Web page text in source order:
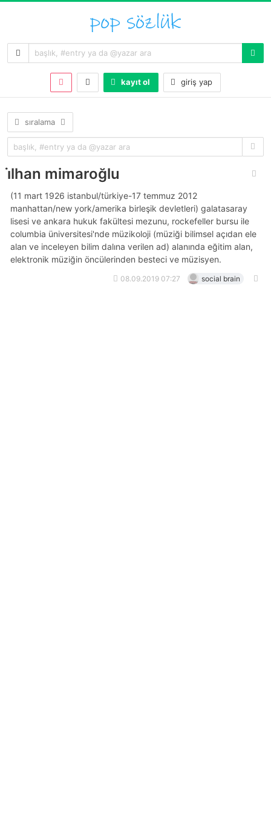
kayıt ol giriş yap
sıralama
i̇lhan mimaroğlu
(11 mart 1926 istanbul/türkiye-17 temmuz 2012
manhattan/new york/amerika birleşik devletleri) galatasaray
lisesi ve ankara hukuk fakültesi mezunu, rockefeller bursu ile
columbia üniversitesi'nde müzikoloji (müziği bilimsel açıdan ele
alan ve inceleyen bilim dalına verilen ad) alanında eğitim alan,
elektronik müziğin öncülerinden besteci ve müzisyen.
08.09.2019 07:27 social brain